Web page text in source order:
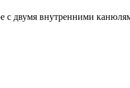
с двумя внутренними